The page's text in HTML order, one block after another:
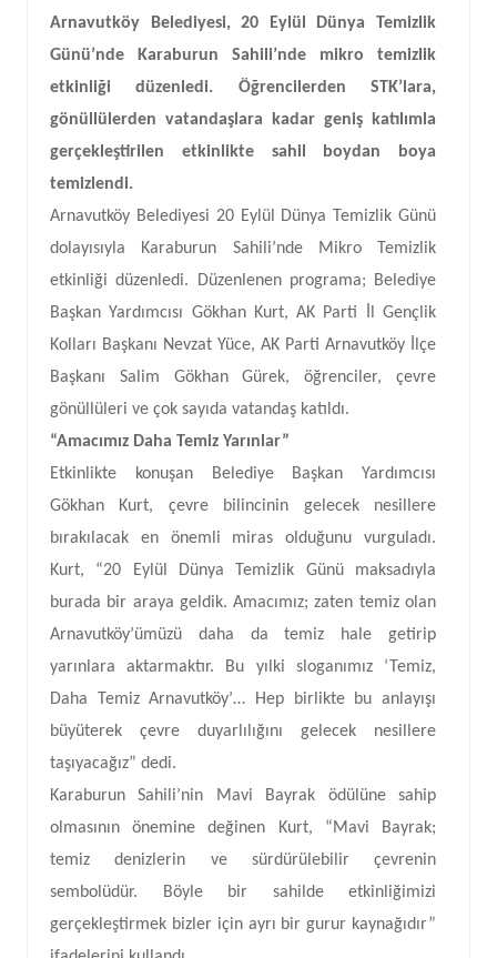
Arnavutköy Belediyesi, 20 Eylül Dünya Temizlik
Günü’nde Karaburun Sahili’nde mikro temizlik
etkinliği düzenledi. Öğrencilerden STK’lara,
gönüllülerden vatandaşlara kadar geniş katılımla
gerçekleştirilen etkinlikte sahil boydan boya
temizlendi.
Arnavutköy Belediyesi 20 Eylül Dünya Temizlik Günü
dolayısıyla Karaburun Sahili’nde Mikro Temizlik
etkinliği düzenledi. Düzenlenen programa; Belediye
Başkan Yardımcısı Gökhan Kurt, AK Parti İl Gençlik
Kolları Başkanı Nevzat Yüce, AK Parti Arnavutköy İlçe
Başkanı Salim Gökhan Gürek, öğrenciler, çevre
gönüllüleri ve çok sayıda vatandaş katıldı.
“Amacımız Daha Temiz Yarınlar”
Etkinlikte konuşan Belediye Başkan Yardımcısı
Gökhan Kurt, çevre bilincinin gelecek nesillere
bırakılacak en önemli miras olduğunu vurguladı.
Kurt, “20 Eylül Dünya Temizlik Günü maksadıyla
burada bir araya geldik. Amacımız; zaten temiz olan
Arnavutköy’ümüzü daha da temiz hale getirip
yarınlara aktarmaktır. Bu yılki sloganımız ‘Temiz,
Daha Temiz Arnavutköy’… Hep birlikte bu anlayışı
büyüterek çevre duyarlılığını gelecek nesillere
taşıyacağız” dedi.
Karaburun Sahili’nin Mavi Bayrak ödülüne sahip
olmasının önemine değinen Kurt, “Mavi Bayrak;
temiz denizlerin ve sürdürülebilir çevrenin
sembolüdür. Böyle bir sahilde etkinliğimizi
gerçekleştirmek bizler için ayrı bir gurur kaynağıdır”